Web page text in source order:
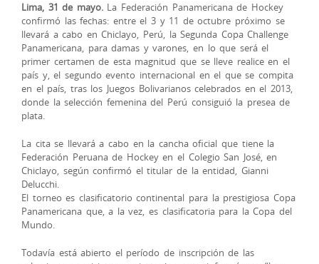
Lima, 31 de mayo.La Federación Panamericana de Hockey
confirmó las fechas: entre el 3 y 11 de octubre próximo se
llevará a cabo en Chiclayo, Perú, la Segunda Copa Challenge
Panamericana, para damas y varones, en lo que será el
primer certamen de esta magnitud que se lleve realice en el
país y, el segundo evento internacional en el que se compita
en el país, tras los Juegos Bolivarianos celebrados en el 2013,
donde la selección femenina del Perú consiguió la presea de
plata.
La cita se llevará a cabo en la cancha oficial que tiene la
Federación Peruana de Hockey en el Colegio San José, en
Chiclayo, según confirmó el titular de la entidad, Gianni
Delucchi.
El torneo es clasificatorio continental para la prestigiosa Copa
Panamericana que, a la vez, es clasificatoria para la Copa del
Mundo.
Todavía está abierto el período de inscripción de las